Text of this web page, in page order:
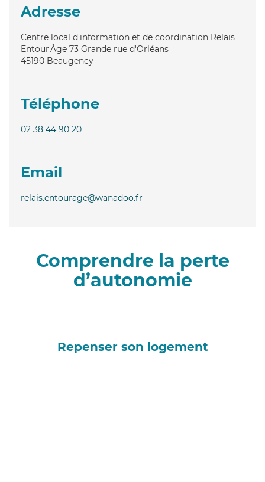
Adresse
Centre local d'information et de coordination Relais
Entour'Âge 73 Grande rue d'Orléans
45190 Beaugency
Téléphone
02 38 44 90 20
Email
relais.entourage@wanadoo.fr
Comprendre la perte
d’autonomie
Repenser son logement